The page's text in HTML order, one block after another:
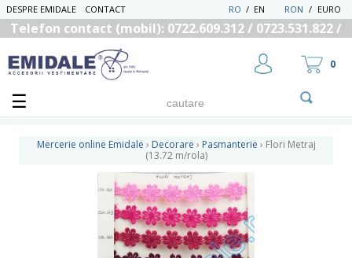
DESPRE EMIDALE CONTACT RON / EURO
EN
/
RO
Telefon contact (mobil): 0722.609.312 / 0723.531.822 /
UTILIZATOR NOU
RECUPEREAZA PAROLA
0
Mercerie online Emidale › Decorare › Pasmanterie › Flori Metraj
(13.72 m/rola)